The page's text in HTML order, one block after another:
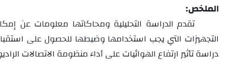
الملخص:
تقدم الدراسة التحليلية ومحاكاتها معلومات عن
التجهيزات التي يجب استخدامها وضبطها للحصول على
دراسة تأثير ارتفاع الهوائيات على أداء منظومة الاتصالات